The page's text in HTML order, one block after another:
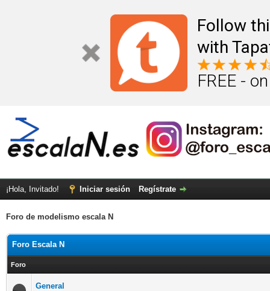
Follow
with
FREE -
¡Hola, Invitado! Iniciar sesión Regístrate
Foro de modelismo escala N
Foro Escala N
Foro
General